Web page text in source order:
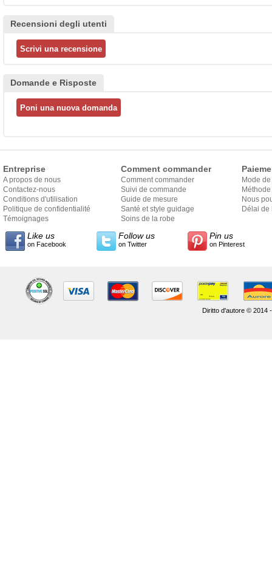
Recensioni degli utenti
Domande e Risposte
Entreprise
A propos de nous
Contactez-nous
Conditions d'utilisation
Politique de confidentialité
Témoignages
Comment commander
Comment commander
Suivi de commande
Guide de mesure
Santé et style guidage
Soins de la robe
Mode
Nous
Délai de
Like us
on Facebook
Follow us
on Twitter
Pin us
on Pinterest
Diritto d'autore © 2014